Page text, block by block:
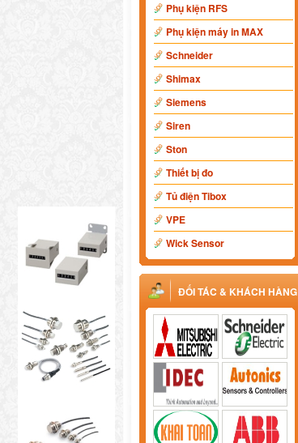
Phụ kiện RFS
Phụ kiện máy in MAX
Schneider
Shimax
Siemens
Siren
Ston
Thiết bị đo
Tủ điện Tibox
VPE
Wick Sensor
ĐỐI TÁC & KHÁCH HÀNG